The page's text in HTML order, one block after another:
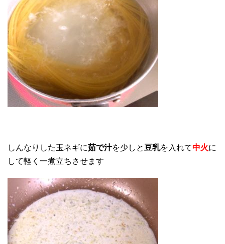
しんなりした玉ネギに茹で汁を少しと 豆乳を入れて中火に
して軽く一煮立ちさせます